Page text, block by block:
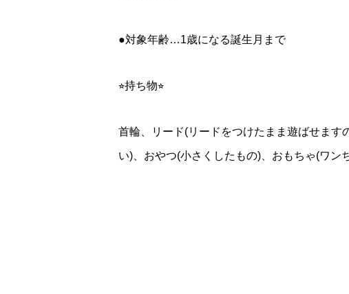
●対象年齢…1歳になる誕生月まで
⭐︎持ち物⭐︎
首輪、リード(リードをつけたまま遊ばせます
い)、おやつ(小さくしたもの)、おもちゃ(ワン